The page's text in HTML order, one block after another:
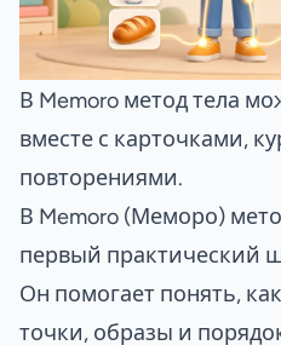
В Memoro метод тела
вместе с карточками,
повторениями.
В Memoro (Меморо)
первый практический
Он помогает понять,
точки, образы и